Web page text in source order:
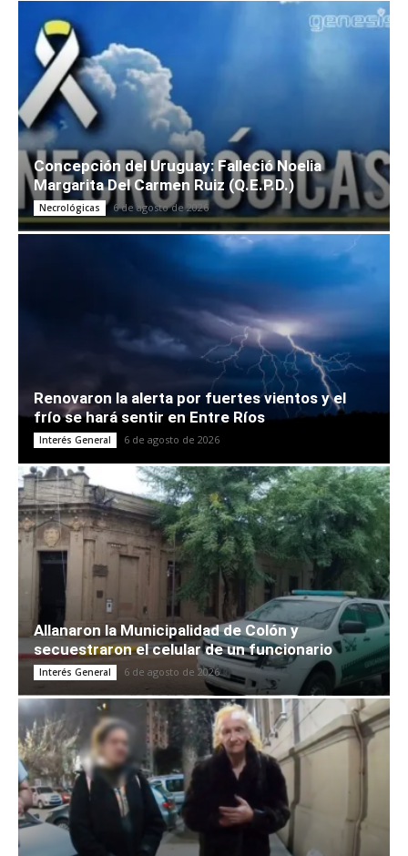
Concepción del Uruguay: Falleció Noelia
Margarita Del Carmen Ruiz (Q.E.P.D.)
Necrológicas 6 de agosto de 2026
Renovaron la alerta por fuertes vientos y el
frío se hará sentir en Entre Ríos
Interés General 6 de agosto de 2026
Allanaron la Municipalidad de Colón y
secuestraron el celular de un funcionario
Interés General 6 de agosto de 2026